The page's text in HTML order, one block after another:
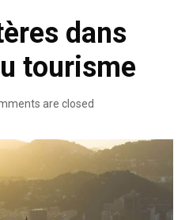
dans
tourisme
are closed